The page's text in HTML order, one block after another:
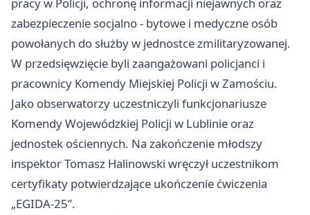
pracy w Policji, ochronę informacji niejawnych oraz
zabezpieczenie socjalno - bytowe i medyczne osób
powołanych do służby w jednostce zmilitaryzowanej.
W przedsięwzięcie byli zaangażowani policjanci i
pracownicy Komendy Miejskiej Policji w Zamościu.
Jako obserwatorzy uczestniczyli funkcjonariusze
Komendy Wojewódzkiej Policji w Lublinie oraz
jednostek ościennych. Na zakończenie młodszy
inspektor Tomasz Halinowski wręczył uczestnikom
certyfikaty potwierdzające ukończenie ćwiczenia
„EGIDA-25”.